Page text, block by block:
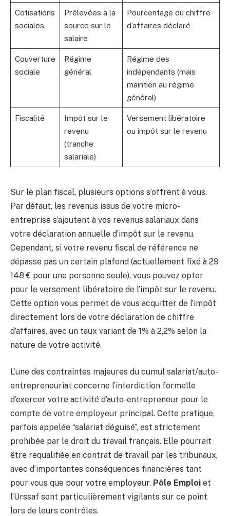
Cotisations
sociales
Prélevées à la
source sur le
salaire
Pourcentage du chiffre
d’affaires déclaré
Couverture
sociale
Régime
général
Régime des
indépendants (mais
maintien au régime
général)
Fiscalité
Impôt sur le
revenu
(tranche
salariale)
Versement libératoire
ou impôt sur le revenu
Sur le plan fiscal, plusieurs options s’offrent à vous.
Par défaut, les revenus issus de votre micro-
entreprise s’ajoutent à vos revenus salariaux dans
votre déclaration annuelle d’impôt sur le revenu.
Cependant, si votre revenu fiscal de référence ne
dépasse pas un certain plafond (actuellement fixé à 29
148 € pour une personne seule), vous pouvez opter
pour le versement libératoire de l’impôt sur le revenu.
Cette option vous permet de vous acquitter de l’impôt
directement lors de votre déclaration de chiffre
d’affaires, avec un taux variant de 1% à 2,2% selon la
nature de votre activité.
L’une des contraintes majeures du cumul salariat/auto-
entrepreneuriat concerne l’interdiction formelle
d’exercer votre activité d’auto-entrepreneur pour le
compte de votre employeur principal. Cette pratique,
parfois appelée “salariat déguisé”, est strictement
prohibée par le droit du travail français. Elle pourrait
être requalifiée en contrat de travail par les tribunaux,
avec d’importantes conséquences financières tant
pour vous que pour votre employeur. Pôle Emploi et
l’Urssaf sont particulièrement vigilants sur ce point
lors de leurs contrôles.